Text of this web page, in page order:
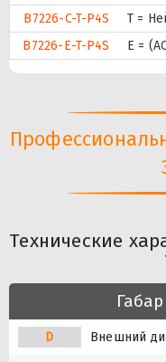
B7226-C-T-P4S
T =
B7226-E-T-P4S
E =
Технические
D Внешний